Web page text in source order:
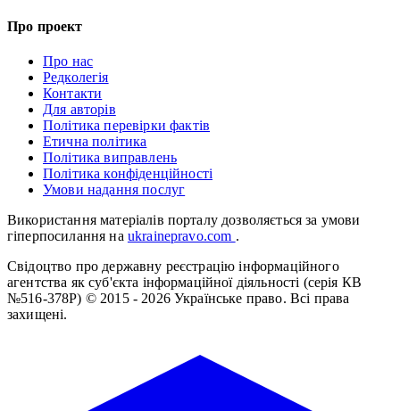
Про проект
Про нас
Редколегія
Контакти
Для авторів
Політика перевірки фактів
Етична політика
Політика виправлень
Політика конфіденційності
Умови надання послуг
Використання матеріалів порталу дозволяється за умови
гіперпосилання на ukrainepravo.com .
Свідоцтво про державну реєстрацію інформаційного
агентства як суб'єкта інформаційної діяльності (серія КВ
№516-378Р) © 2015 - 2026 Українське право. Всі права
захищені.